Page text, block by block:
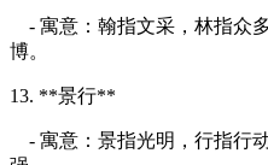
- 寓意：翰指文采，林指众
博。
13. **景行**
- 寓意：景指光明，行指行